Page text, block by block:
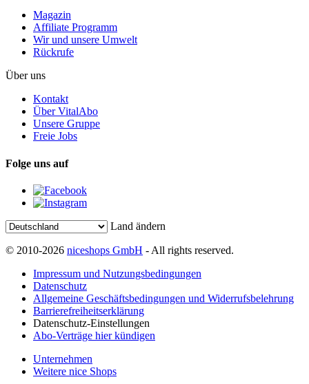
Magazin
Affiliate Programm
Wir und unsere Umwelt
Rückrufe
Über uns
Kontakt
Über VitalAbo
Unsere Gruppe
Freie Jobs
Folge uns auf
Land ändern
© 2010-2026 niceshops GmbH - All rights reserved.
Impressum und Nutzungsbedingungen
Datenschutz
Allgemeine Geschäftsbedingungen und Widerrufsbelehrung
Barrierefreiheitserklärung
Datenschutz-Einstellungen
Abo-Verträge hier kündigen
Unternehmen
Weitere nice Shops